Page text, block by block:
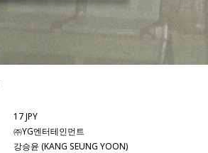
17 JPY
㈜YG엔터테인먼트
강승윤 (KANG SEUNG YOON)